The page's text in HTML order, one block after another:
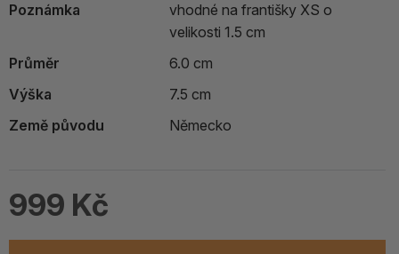
Poznámka
vhodné na františky XS o
velikosti 1.5 cm
Průměr
6.0 cm
Výška
7.5 cm
Země původu
Německo
999 Kč